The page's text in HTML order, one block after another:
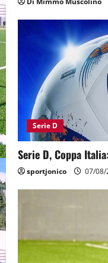
Serie D
Serie D, Coppa
sportjonico 07/08/